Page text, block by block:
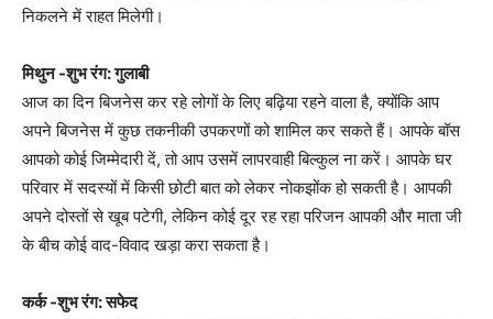
निकलने में राहत मिलेगी।
मिथुन -शुभ रंग: गुलाबी
आज का दिन बिजनेस कर रहे लोगों के लिए बढ़िया रहने वाला है, क्योंकि आप
अपने बिजनेस में कुछ तकनीकी उपकरणों को शामिल कर सकते हैं। आपके बॉस
आपको कोई जिम्मेदारी दें, तो आप उसमें लापरवाही बिल्कुल ना करें। आपके घर
परिवार में सदस्यों में किसी छोटी बात को लेकर नोकझोंक हो सकती है। आपकी
अपने दोस्तों से खूब पटेगी, लेकिन कोई दूर रह रहा परिजन आपकी और माता जी
के बीच कोई वाद-विवाद खड़ा करा सकता है।
कर्क -शुभ रंग: सफेद